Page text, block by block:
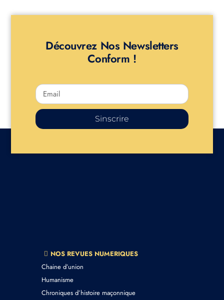
Découvrez Nos Newsletters
Conform !
Sinscrire
NOS REVUES NUMERIQUES
Chaine d’union
Humanisme
Chroniques d’histoire maçonnique